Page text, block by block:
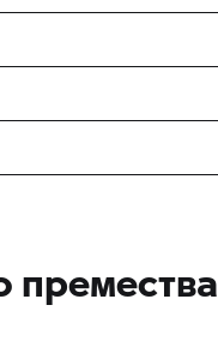
премества